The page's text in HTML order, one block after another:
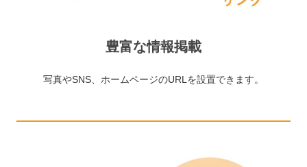
豊富な情報掲載
写真やSNS、ホームページのURLを設置できます。